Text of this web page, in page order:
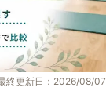
終更新日：2026/08/07